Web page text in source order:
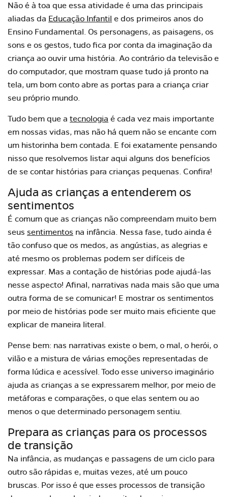
Não é à toa que essa atividade é uma das principais
aliadas da Educação Infantil e dos primeiros anos do
Ensino Fundamental. Os personagens, as paisagens, os
sons e os gestos, tudo fica por conta da imaginação da
criança ao ouvir uma história. Ao contrário da televisão e
do computador, que mostram quase tudo já pronto na
tela, um bom conto abre as portas para a criança criar
seu próprio mundo.
Tudo bem que a tecnologia é cada vez mais importante
em nossas vidas, mas não há quem não se encante com
um historinha bem contada. E foi exatamente pensando
nisso que resolvemos listar aqui alguns dos benefícios
de se contar histórias para crianças pequenas. Confira!
Ajuda as crianças a entenderem os
sentimentos
É comum que as crianças não compreendam muito bem
seus sentimentos na infância. Nessa fase, tudo ainda é
tão confuso que os medos, as angústias, as alegrias e
até mesmo os problemas podem ser difíceis de
expressar. Mas a contação de histórias pode ajudá-las
nesse aspecto! Afinal, narrativas nada mais são que uma
outra forma de se comunicar! E mostrar os sentimentos
por meio de histórias pode ser muito mais eficiente que
explicar de maneira literal.
Pense bem: nas narrativas existe o bem, o mal, o herói, o
vilão e a mistura de várias emoções representadas de
forma lúdica e acessível. Todo esse universo imaginário
ajuda as crianças a se expressarem melhor, por meio de
metáforas e comparações, o que elas sentem ou ao
menos o que determinado personagem sentiu.
Prepara as crianças para os processos
de transição
Na infância, as mudanças e passagens de um ciclo para
outro são rápidas e, muitas vezes, até um pouco
bruscas. Por isso é que esses processos de transição